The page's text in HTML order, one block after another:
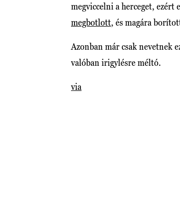
megviccelni a herceget,
megbotlott, és magára
Azonban már csak nevetnek
valóban irigylésre méltó.
via